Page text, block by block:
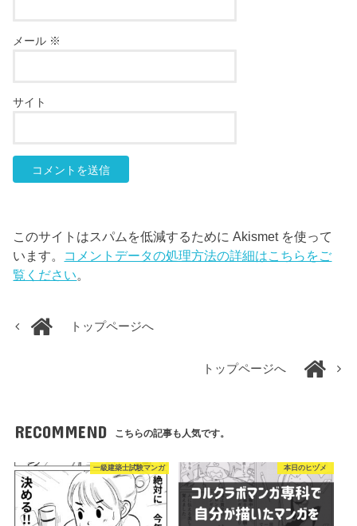
メール ※
サイト
このサイトはスパムを低減するために Akismet を使って
います。 コメントデータの処理方法の詳細はこちらをご
覧ください。
トップページへ
トップページへ
RECOMMEND こちらの記事も人気です。
一級建築士試験マンガ 本日のヒヅメ